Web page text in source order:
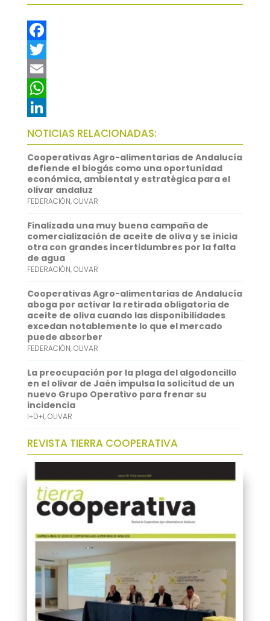
F
a
c
e
b
o
o
k
T
w
t
t
e
r
E
m
a
i
l
W
h
a
t
s
A
p
p
L
i
n
k
e
d
I
n
NOTICIAS RELACIONADAS:
Cooperativas Agro-alimentarias de Andalucía
defiende el biogás como una oportunidad
económica, ambiental y estratégica para el
olivar andaluz
FEDERACIÓN,OLIVAR
Finalizada una muy buena campaña de
comercialización de aceite de oliva y se inicia
otra con grandes incertidumbres por la falta
de agua
FEDERACIÓN,OLIVAR
Cooperativas Agro-alimentarias de Andalucía
aboga por activar la retirada obligatoria de
aceite de oliva cuando las disponibilidades
excedan notablemente lo que el mercado
puede absorber
FEDERACIÓN,OLIVAR
La preocupación por la plaga del algodoncillo
en el olivar de Jaén impulsa la solicitud de un
nuevo Grupo Operativo para frenar su
incidencia
I+D+I,OLIVAR
REVISTA TIERRA COOPERATIVA